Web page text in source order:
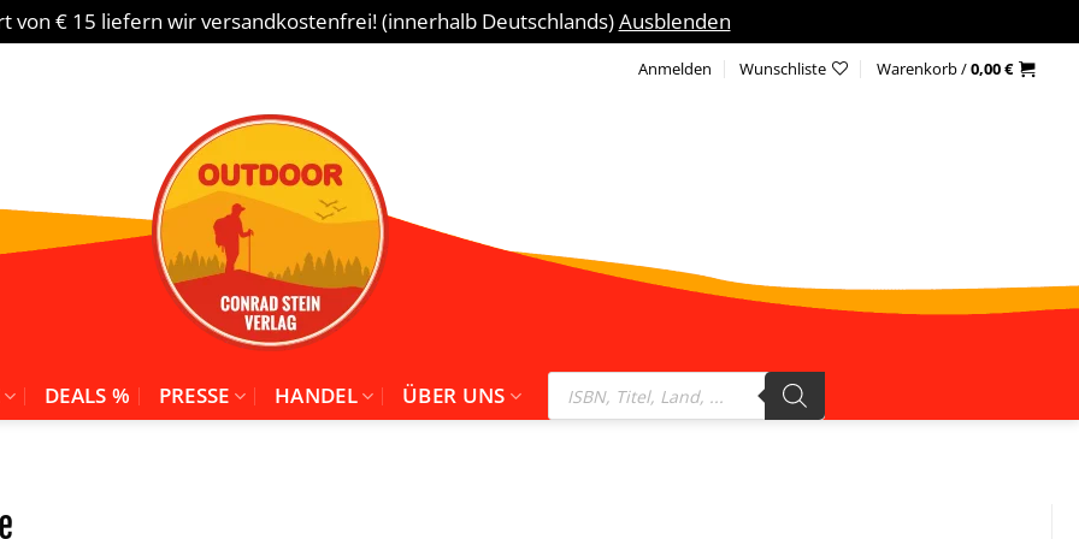
von € 15 liefern wir versandkostenfrei! (innerhalb Deutschlands)Ausblenden
Anmelden Wunschliste Warenkorb /0,00€
DEALS % PRESSE HANDEL ÜBER UNS
Products
search